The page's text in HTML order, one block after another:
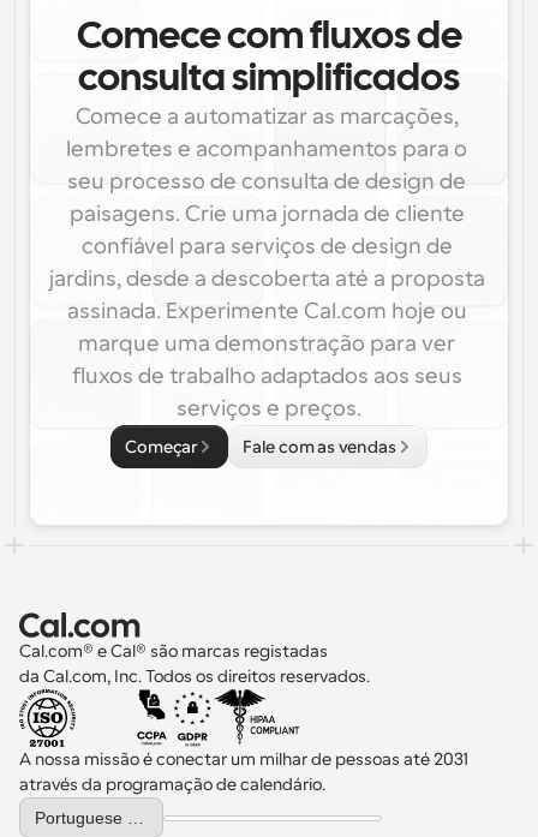
Comece com fluxos de
consulta simplificados
Comece a automatizar as marcações,
lembretes e acompanhamentos para o
seu processo de consulta de design de
paisagens. Crie uma jornada de cliente
confiável para serviços de design de
jardins, desde a descoberta até a proposta
assinada. Experimente Cal.com hoje ou
marque uma demonstração para ver
fluxos de trabalho adaptados aos seus
serviços e preços.
Começar Fale com as vendas
Cal.com® e Cal® são marcas registadas
da Cal.com, Inc. Todos os direitos reservados.
A nossa missão é conectar um milhar de pessoas até 2031
através da programação de calendário.
Select Language